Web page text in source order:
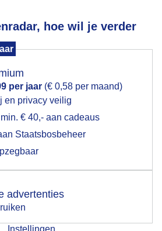
hoe wil je verder
per jaar (€ 0,58 per maand)
en privacy veilig
€ 40,- aan cadeaus
Staatsbosbeheer
advertenties
Instellingen
gebruiken voor het
akkoord op hebt gegeven,
pop-up uit je browser waarin
toon de popup